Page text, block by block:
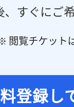
、すぐにご
閲覧チケット
登録し